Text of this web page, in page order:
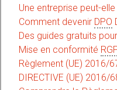
Une entreprise peut-
Comment devenir DPO
Des guides gratuits
Mise en conformité
Règlement (UE) 2016/
DIRECTIVE (UE) 2016/